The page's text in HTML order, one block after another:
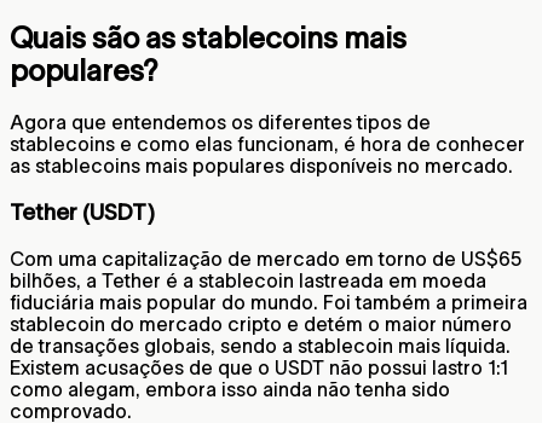
Quais são as stablecoins mais
populares?
Agora que entendemos os diferentes tipos de
stablecoins e como elas funcionam, é hora de conhecer
as stablecoins mais populares disponíveis no mercado.
Tether (USDT)
Com uma capitalização de mercado em torno de US$65
bilhões, a Tether é a stablecoin lastreada em moeda
fiduciária mais popular do mundo. Foi também a primeira
stablecoin do mercado cripto e detém o maior número
de transações globais, sendo a stablecoin mais líquida.
Existem acusações de que o USDT não possui lastro 1:1
como alegam, embora isso ainda não tenha sido
comprovado.